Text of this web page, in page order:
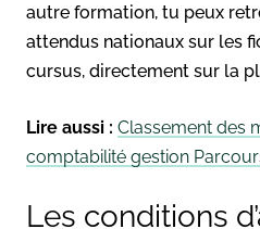
autre formation, tu peux
attendus nationaux sur les
cursus, directement sur la
Lire aussi : Classement des
comptabilité gestion
Les conditions